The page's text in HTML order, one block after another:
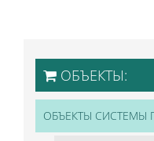
ОБЪЕКТЫ:
ОБЪЕКТЫ СИСТЕМЫ